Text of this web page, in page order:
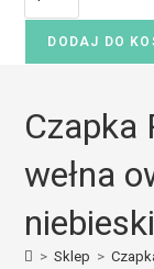
DODAJ DO
Czapka
wełna
> Sklep >